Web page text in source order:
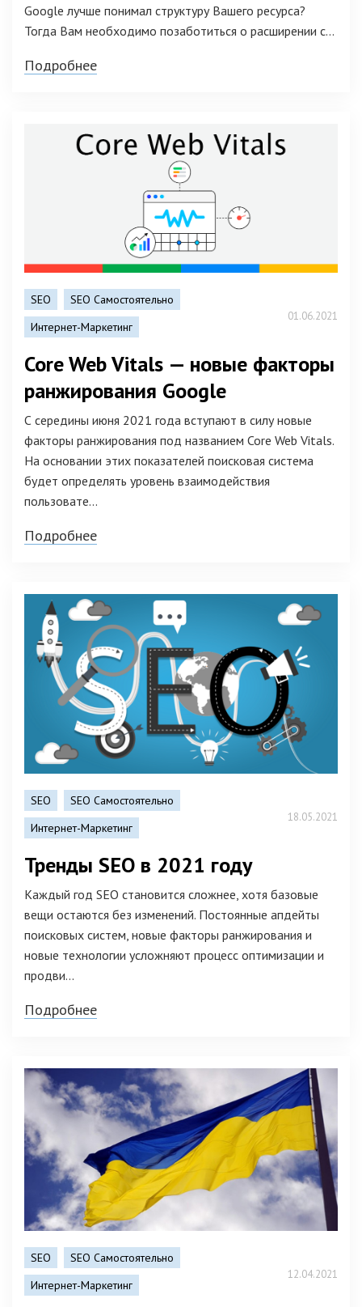
Google лучше понимал структуру Вашего ресурса?
Тогда Вам необходимо позаботиться о расширении с...
Подробнее
SEO
SEO Самостоятельно
Интернет-Маркетинг
01.06.2021
Core Web Vitals — новые факторы
ранжирования Google
С середины июня 2021 года вступают в силу новые
факторы ранжирования под названием Core Web Vitals.
На основании этих показателей поисковая система
будет определять уровень взаимодействия
пользовате...
Подробнее
SEO
SEO Самостоятельно
Интернет-Маркетинг
18.05.2021
Тренды SEO в 2021 году
Каждый год SEO становится сложнее, хотя базовые
вещи остаются без изменений. Постоянные апдейты
поисковых систем, новые факторы ранжирования и
новые технологии усложняют процесс оптимизации и
продви...
Подробнее
SEO
SEO Самостоятельно
Интернет-Маркетинг
12.04.2021